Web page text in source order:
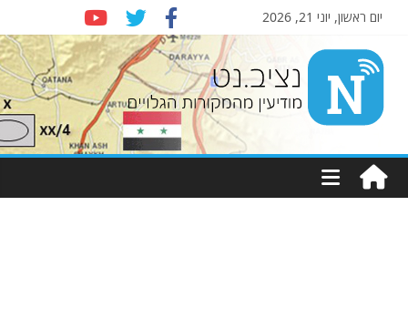
יום ראשון, יוני 21, 2026
Nziv.net
מודיעין
מהמקורות